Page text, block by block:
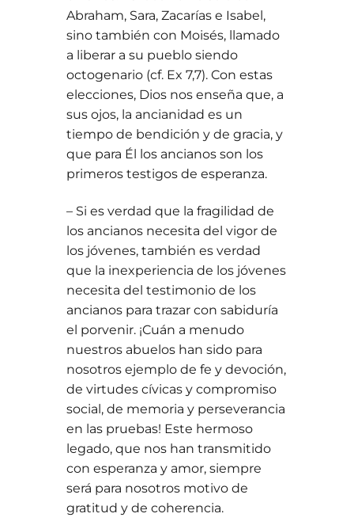
Abraham, Sara, Zacarías e Isabel,
sino también con Moisés, llamado
a liberar a su pueblo siendo
octogenario (cf. Ex 7,7). Con estas
elecciones, Dios nos enseña que, a
sus ojos, la ancianidad es un
tiempo de bendición y de gracia, y
que para Él los ancianos son los
primeros testigos de esperanza.
– Si es verdad que la fragilidad de
los ancianos necesita del vigor de
los jóvenes, también es verdad
que la inexperiencia de los jóvenes
necesita del testimonio de los
ancianos para trazar con sabiduría
el porvenir. ¡Cuán a menudo
nuestros abuelos han sido para
nosotros ejemplo de fe y devoción,
de virtudes cívicas y compromiso
social, de memoria y perseverancia
en las pruebas! Este hermoso
legado, que nos han transmitido
con esperanza y amor, siempre
será para nosotros motivo de
gratitud y de coherencia.